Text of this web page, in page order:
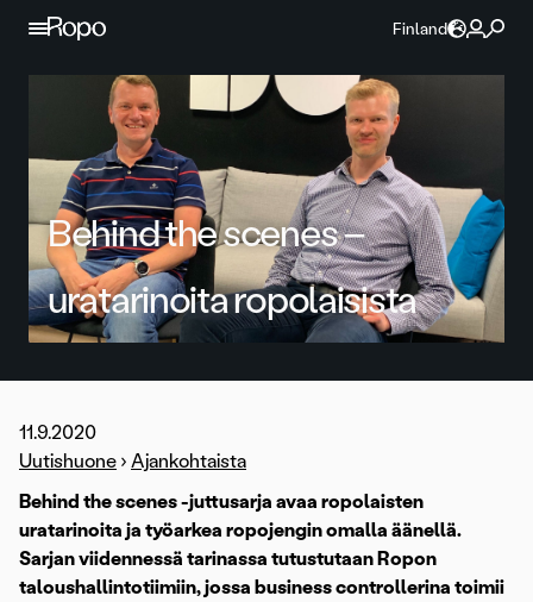
Jatka sisältöön
Finland
Behind the scenes –
uratarinoita ropolaisista
11.9.2020
Uutishuone › Ajankohtaista
Behind the scenes -juttusarja avaa ropolaisten
uratarinoita ja työarkea ropojengin omalla äänellä.
Sarjan viidennessä tarinassa tutustutaan Ropon
taloushallintotiimiin, jossa business controllerina toimii